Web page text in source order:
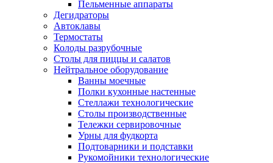
Пельменные аппараты
Дегидраторы
Автоклавы
Термостаты
Колоды разрубочные
Столы для пиццы и салатов
Нейтральное оборудование
Ванны моечные
Полки кухонные настенные
Стеллажи технологические
Столы производственные
Тележки сервировочные
Урны для фудкорта
Подтоварники и подставки
Рукомойники технологические